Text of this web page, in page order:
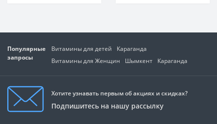
Популярные
запросы
Витамины для детей
Караганда
Витамины для Женщин
Шымкент Караганда
Хотите узнавать первым об акциях и скидках?
Подпишитесь на нашу рассылку